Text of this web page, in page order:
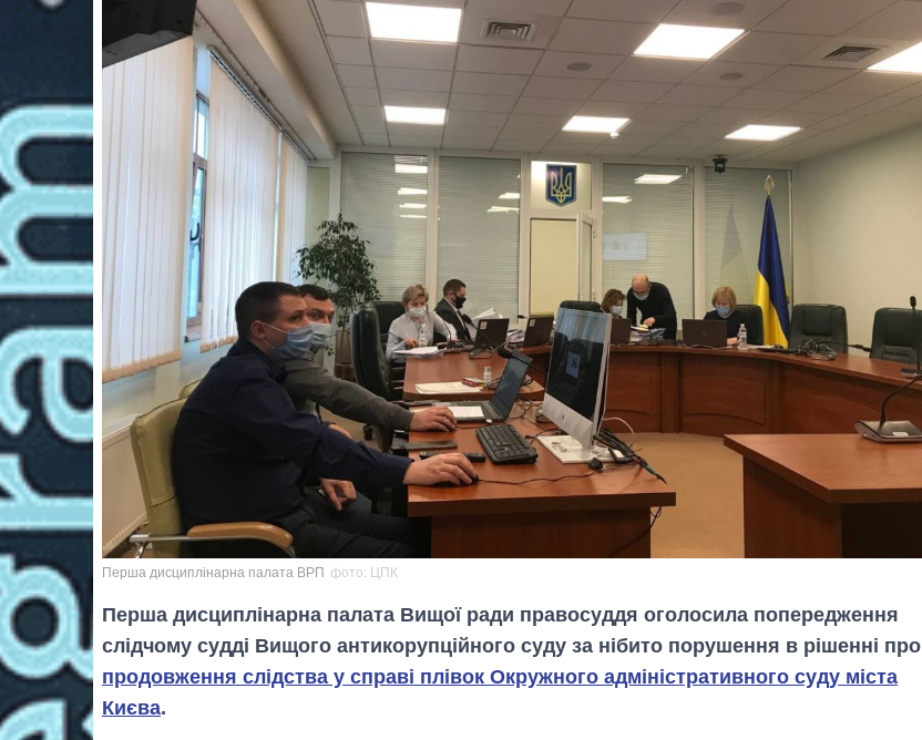
Перша дисциплінарна палата ВРП фото: ЦПК
Перша дисциплінарна палата Вищої ради правосуддя оголосила попередження
слідчому судді Вищого антикорупційного суду за нібито порушення в рішенні про
продовження слідства у справі плівок Окружного адміністративного суду міста
Києва.